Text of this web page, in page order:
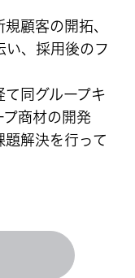
顧客の開拓、
い、採用後のフ
同グループキ
商材の開発
解決を行って